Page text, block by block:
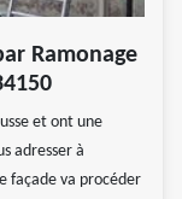
Ramonage
et ont une
adresser à
façade va procéder